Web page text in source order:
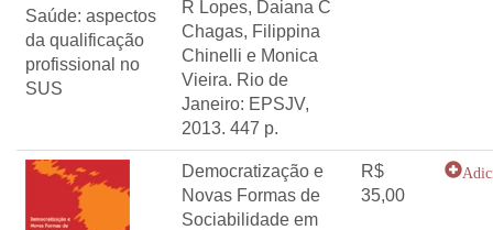
Saúde: aspectos
da qualificação
profissional no
SUS
R Lopes, Daiana C
Chagas, Filippina
Chinelli e Monica
Vieira. Rio de
Janeiro: EPSJV,
2013. 447 p.
Democratização e
Novas Formas de
Sociabilidade em
R$
35,00